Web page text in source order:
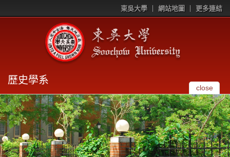
東吳大學 網站地圖 更多連結
歷史學系
close